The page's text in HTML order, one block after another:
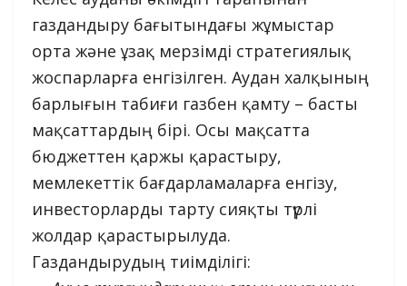
газдандыру бағытындағы жұмыстар
орта және ұзақ мерзімді стратегиялық
жоспарларға енгізілген. Аудан халқының
барлығын табиғи газбен қамту – басты
мақсаттардың бірі. Осы мақсатта
бюджеттен қаржы қарастыру,
мемлекеттік бағдарламаларға енгізу,
инвесторларды тарту сияқты түрлі
жолдар қарастырылуда.
Газдандырудың тиімділігі: